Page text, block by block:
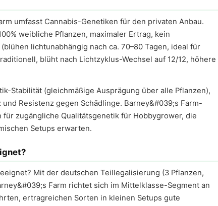
umfasst Cannabis-Genetiken für den privaten Anbau.
weibliche Pflanzen, maximaler Ertrag, kein
lichtunabhängig nach ca. 70–80 Tagen, ideal für
blüht nach Lichtzyklus-Wechsel auf 12/12, höhere
Stabilität (gleichmäßige Ausprägung über alle Pflanzen),
Resistenz gegen Schädlinge. Barney&#039;s Farm-
zugängliche Qualitätsgenetik für Hobbygrower, die
Setups erwarten.
Mit der deutschen Teillegalisierung (3 Pflanzen,
Farm richtet sich im Mittelklasse-Segment an
ertragreichen Sorten in kleinen Setups gute